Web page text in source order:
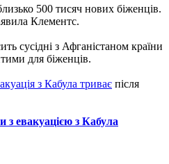
500 тисяч нових біженців.
Клементс.
сусідні з Афганістаном країни
для біженців.
з Кабула триває після
евакуацією з Кабула